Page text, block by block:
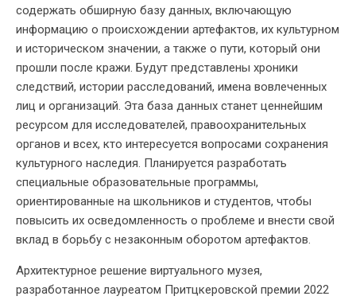
содержать обширную базу данных, включающую
информацию о происхождении артефактов, их культурном
и историческом значении, а также о пути, который они
прошли после кражи. Будут представлены хроники
следствий, истории расследований, имена вовлеченных
лиц и организаций. Эта база данных станет ценнейшим
ресурсом для исследователей, правоохранительных
органов и всех, кто интересуется вопросами сохранения
культурного наследия. Планируется разработать
специальные образовательные программы,
ориентированные на школьников и студентов, чтобы
повысить их осведомленность о проблеме и внести свой
вклад в борьбу с незаконным оборотом артефактов.
Архитектурное решение виртуального музея,
разработанное лауреатом Притцкеровской премии 2022